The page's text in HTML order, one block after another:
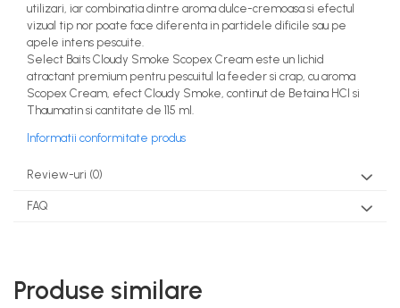
utilizari, iar combinatia dintre aroma dulce-cremoasa si efectul
vizual tip nor poate face diferenta in partidele dificile sau pe
apele intens pescuite.
Select Baits Cloudy Smoke Scopex Cream este un lichid
atractant premium pentru pescuitul la feeder si crap, cu aroma
Scopex Cream, efect Cloudy Smoke, continut de Betaina HCl si
Thaumatin si cantitate de 115 ml.
Informatii conformitate produs
Review-uri (0)
FAQ
Produse similare